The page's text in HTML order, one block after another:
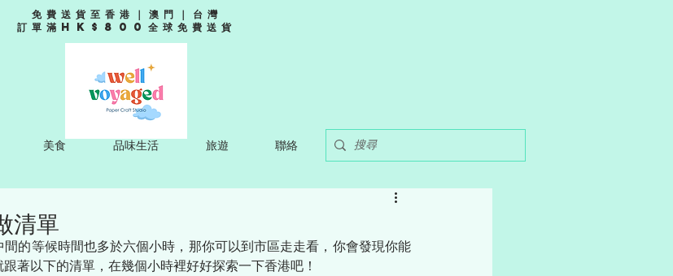
免費送貨至香港｜澳門｜台灣
訂單滿HK$800全球免費送貨
美食 品味生活 旅遊 聯絡
清單
的等候時間也多於六個小時，那你可以到市區走走看，你會發現你能
著以下的清單，在幾個小時裡好好探索一下香港吧！